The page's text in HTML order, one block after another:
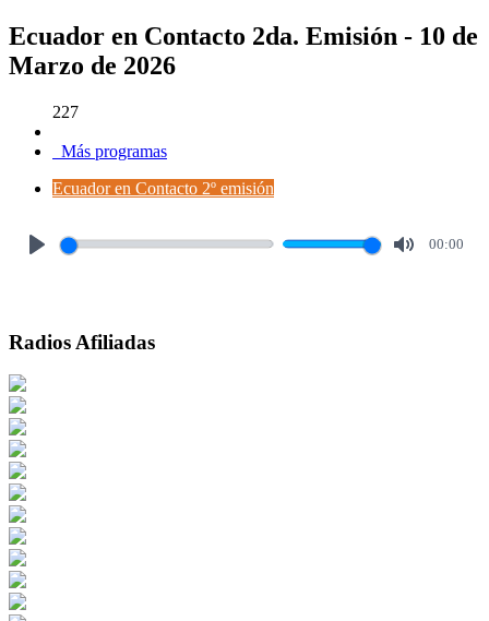
Ecuador en Contacto 2da. Emisión - 10 de
Marzo de 2026
227
Más programas
Ecuador en Contacto 2º emisión
00:00
Radios Afiliadas